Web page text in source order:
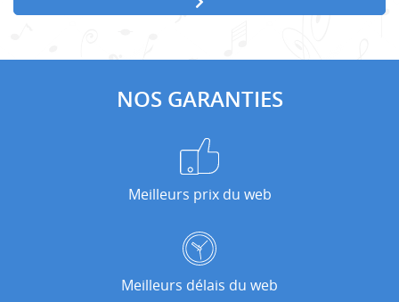
NOS GARANTIES
Meilleurs prix du web
Meilleurs délais du web